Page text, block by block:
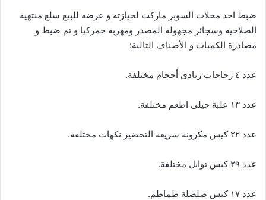
ضبط احد محلات السوبر ماركت لحيازته و عرضه للبيع سلع منتهية
الصلاحية وسجائر مجهولة المصدر ومهربة جمركيا و تم ضبط و
مصادرة الكميات و الأصناف التالية:
عدد ٤ زجاجات زبادى أحجام مختلفة.
عدد ١٣ علبة جيلى اطعم مختلفة.
عدد ٢٢ كيس مكرونة سريعة التحضير نكهات مختلفة.
عدد ٢٩ كيس توابل مختلفة.
عدد ١٧ كيس صلصلة طماطم.